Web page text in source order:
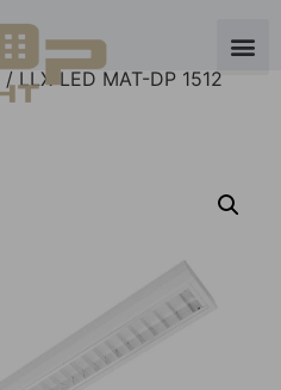
/ LLX-LED MAT-DP 1512